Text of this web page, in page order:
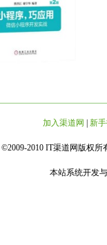
加入渠道网 新
©2009-2010 IT渠道网版权所
本站系统开发